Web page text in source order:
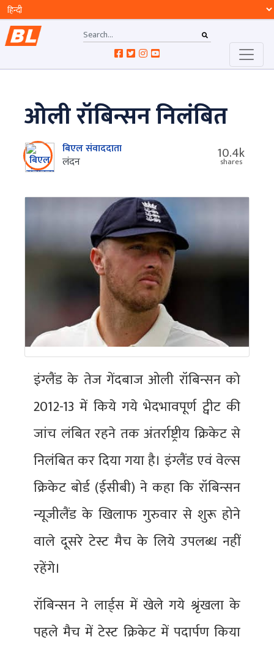
ओली रॉबिन्सन निलंबित
बिएल संवाददाता
लंदन
10.4k
shares
इंग्लैंड के तेज गेंदबाज ओली रॉबिन्सन को
2012-13 में किये गये भेदभावपूर्ण ट्वीट की
जांच लंबित रहने तक अंतर्राष्ट्रीय क्रिकेट से
निलंबित कर दिया गया है। इंग्लैंड एवं वेल्स
क्रिकेट बोर्ड (ईसीबी) ने कहा कि रॉबिन्सन
न्यूजीलैंड के खिलाफ गुरुवार से शुरू होने
वाले दूसरे टेस्ट मैच के लिये उपलब्ध नहीं
रहेंगे।
रॉबिन्सन ने लार्ड्स में खेले गये श्रृंखला के
पहले मैच में टेस्ट क्रिकेट में पदार्पण किया